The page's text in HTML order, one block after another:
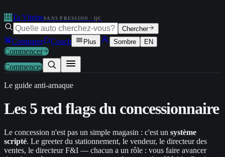
Ta VitrineSANS PRESSION · QC
Chercher
Comparer Coach Plus Sombre EN
Commencer
Commencer
Le guide anti-arnaque
Les 5 red flags du concessionnaire
Le concession n'est pas un simple magasin : c'est un système
scripté. Le greeter du stationnement, le vendeur, le directeur des
ventes, le directeur F&I — chacun a un rôle : vous faire avancer